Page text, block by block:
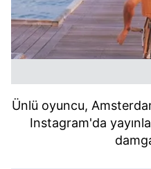
Ünlü oyuncu,
Instagram'da